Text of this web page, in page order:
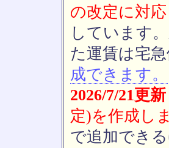
の改定に対応
しています
た運賃は宅
成できます。
2026/7/21更新
定)を作成し
で追加でき